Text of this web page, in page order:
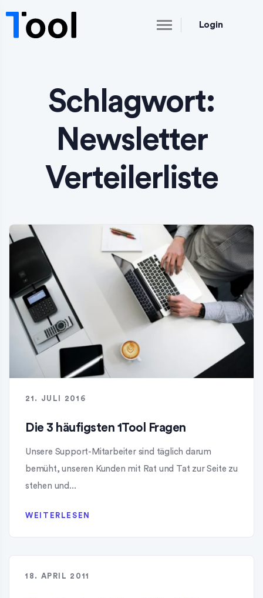
Login
Schlagwort:
Newsletter
Verteilerliste
21. JULI 2016
Die 3 häufigsten 1Tool Fragen
Unsere Support-Mitarbeiter sind täglich darum
bemüht, unseren Kunden mit Rat und Tat zur Seite zu
stehen und...
WEITERLESEN
18. APRIL 2011